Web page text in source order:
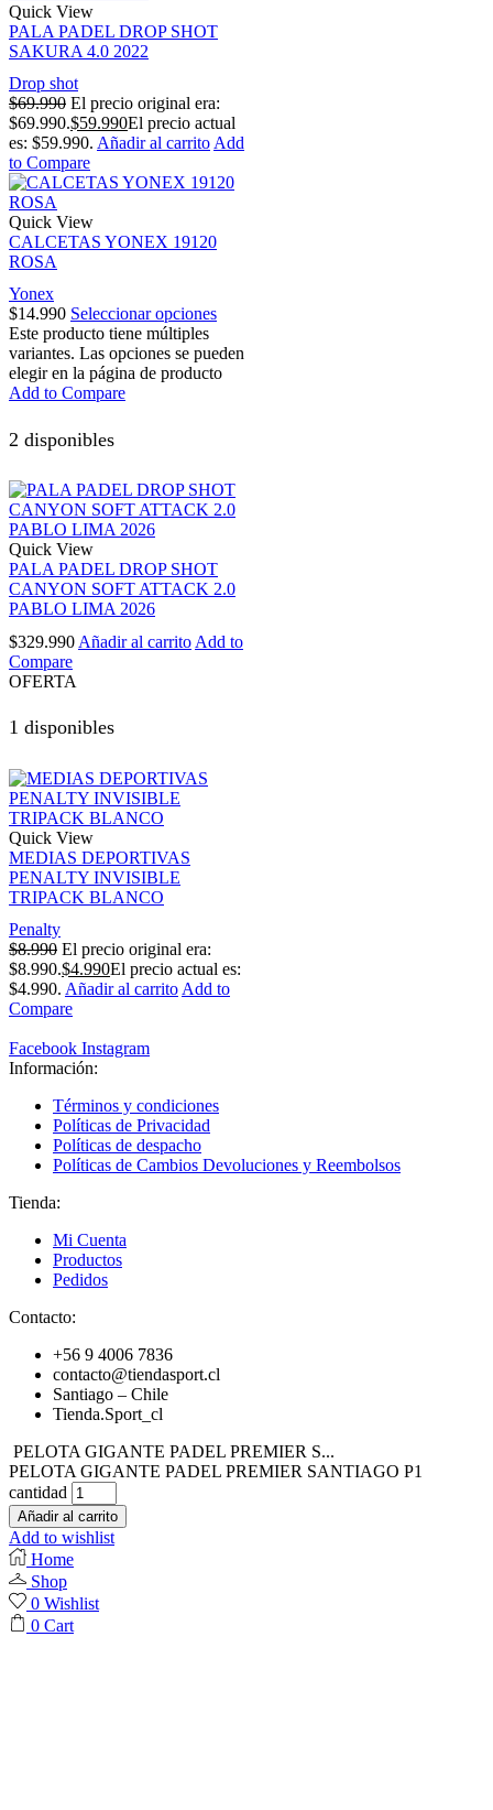
Quick View
PALA PADEL DROP SHOT
SAKURA 4.0 2022
Drop shot
$69.990 El precio original era:
$69.990.$59.990El precio actual
es: $59.990. Añadir al carrito Add
to Compare
Quick View
CALCETAS YONEX 19120
ROSA
Yonex
$14.990 Seleccionar opciones
Este producto tiene múltiples
variantes. Las opciones se pueden
elegir en la página de producto
Add to Compare
2 disponibles
Quick View
PALA PADEL DROP SHOT
CANYON SOFT ATTACK 2.0
PABLO LIMA 2026
$329.990 Añadir al carrito Add to
Compare
OFERTA
1 disponibles
Quick View
MEDIAS DEPORTIVAS
PENALTY INVISIBLE
TRIPACK BLANCO
Penalty
$8.990 El precio original era:
$8.990.$4.990El precio actual es:
$4.990. Añadir al carrito Add to
Compare
Facebook Instagram
Información:
Términos y condiciones
Políticas de Privacidad
Políticas de despacho
Políticas de Cambios Devoluciones y Reembolsos
Tienda:
Mi Cuenta
Productos
Pedidos
Contacto:
+56 9 4006 7836
contacto@tiendasport.cl
Santiago – Chile
Tienda.Sport_cl
PELOTA GIGANTE PADEL PREMIER S...
PELOTA GIGANTE PADEL PREMIER SANTIAGO P1
cantidad
Añadir al carrito
Add to wishlist
Home
Shop
0 Wishlist
0 Cart